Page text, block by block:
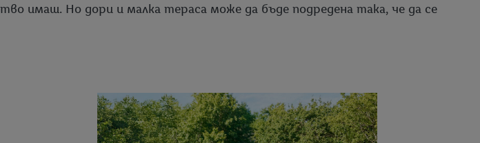
имаш. Но дори и малка тераса може да бъде подредена така, че да се